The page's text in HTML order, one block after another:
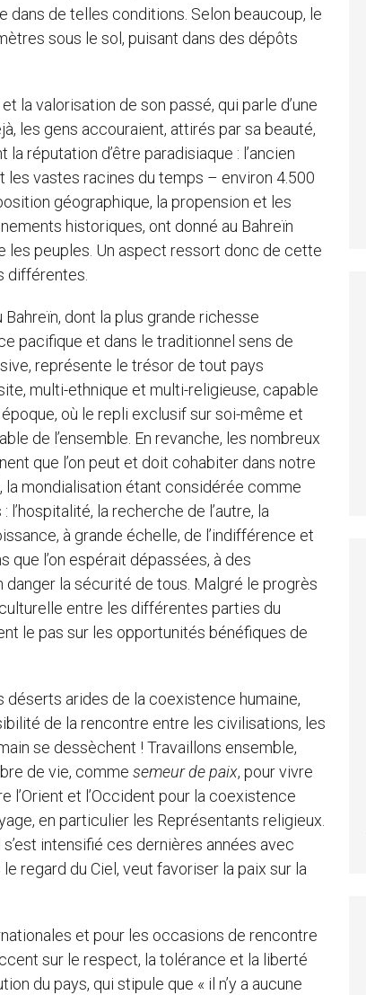
de telles conditions. Selon beaucoup, le
sous le sol, puisant dans des dépôts
la valorisation de son passé, qui parle d’une
les gens accouraient, attirés par sa beauté,
réputation d’être paradisiaque : l’ancien
les vastes racines du temps – environ 4.500
géographique, la propension et les
historiques, ont donné au Bahreïn
les peuples. Un aspect ressort donc de cette
différentes.
dont la plus grande richesse
pacifique et dans le traditionnel sens de
représente le trésor de tout pays
multi-ethnique et multi-religieuse, capable
où le repli exclusif sur soi-même et
de l’ensemble. En revanche, les nombreux
que l’on peut et doit cohabiter dans notre
la mondialisation étant considérée comme
la recherche de l’autre, la
à grande échelle, de l’indifférence et
que l’on espérait dépassées, à des
la sécurité de tous. Malgré le progrès
entre les différentes parties du
le pas sur les opportunités bénéfiques de
déserts arides de la coexistence humaine,
de la rencontre entre les civilisations, les
se dessèchent ! Travaillons ensemble,
de vie, comme semeur de paix, pour vivre
l’Orient et l’Occident pour la coexistence
en particulier les Représentants religieux.
intensifié ces dernières années avec
regard du Ciel, veut favoriser la paix sur la
et pour les occasions de rencontre
sur le respect, la tolérance et la liberté
du pays, qui stipule que « il n’y a aucune